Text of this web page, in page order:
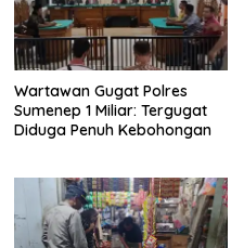
Wartawan Gugat Polres
Sumenep 1 Miliar: Tergugat
Diduga Penuh Kebohongan